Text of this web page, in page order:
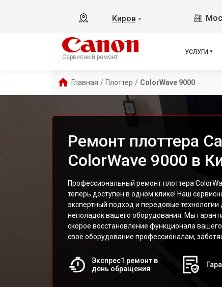
Киров ▼
Сервисный ремонт
УСЛУГИ
Главная / Плоттер / ColorWave 9000
Ремонт плоттера
ColorWave 9000 в
Профессиональный ремонт плоттера
теперь доступен в одном клике! Наш
экспертный подход и передовые
неполадок вашего оборудования. Мы
скорое восстановление функционала
своё оборудование профессионалам,
Экспрес1 ремонт в
день обращения